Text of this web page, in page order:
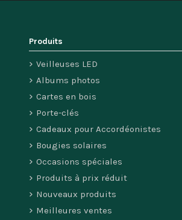
Produits
Veilleuses LED
Albums photos
Cartes en bois
Porte-clés
Cadeaux pour Accordéonistes
Bougies solaires
Occasions spéciales
Produits à prix réduit
Nouveaux produits
Meilleures ventes